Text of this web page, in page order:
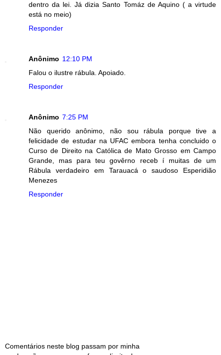
dentro da lei. Já dizia Santo Tomáz de Aquino ( a virtude
está no meio)
Responder
Anônimo 12:10 PM
Falou o ilustre rábula. Apoiado.
Responder
Anônimo 7:25 PM
Não querido anônimo, não sou rábula porque tive a
felicidade de estudar na UFAC embora tenha concluido o
Curso de Direito na Católica de Mato Grosso em Campo
Grande, mas para teu govêrno receb í muitas de um
Rábula verdadeiro em Tarauacá o saudoso Esperidião
Menezes
Responder
Comentários neste blog passam por minha